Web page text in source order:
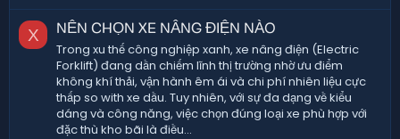
X NÊN CHỌN XE NÂNG ĐIỆN NÀO
Trong xu thế công nghiệp xanh, xe nâng điện (Electric
Forklift) đang dần chiếm lĩnh thị trường nhờ ưu điểm
không khí thải, vận hành êm ái và chi phí nhiên liệu cực
thấp so with xe dầu. Tuy nhiên, với sự đa dạng về kiểu
dáng và công năng, việc chọn đúng loại xe phù hợp với
đặc thù kho bãi là điều...